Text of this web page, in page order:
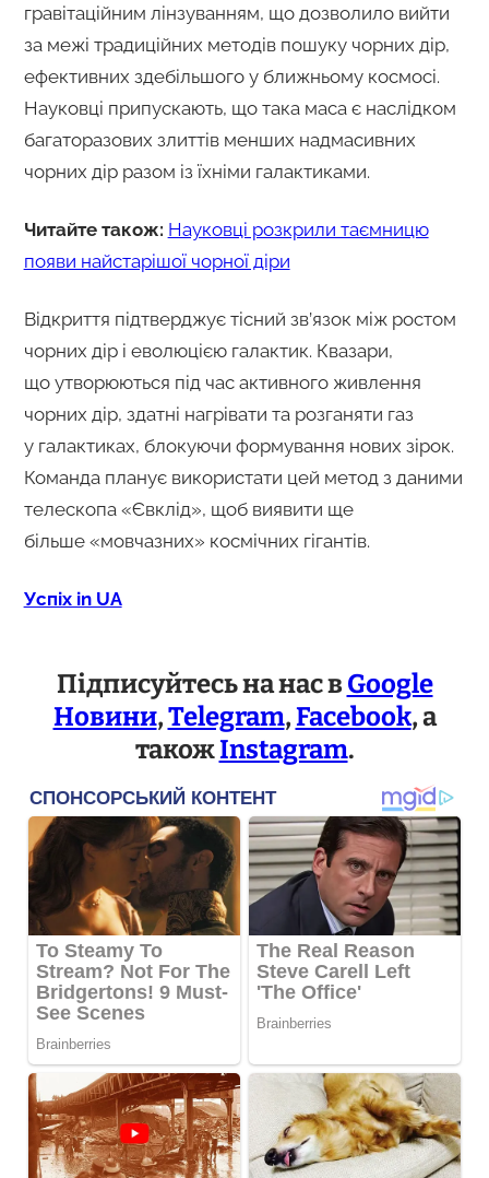
гравітаційним лінзуванням, що дозволило вийти
за межі традиційних методів пошуку чорних дір,
ефективних здебільшого у ближньому космосі.
Науковці припускають, що така маса є наслідком
багаторазових злиттів менших надмасивних
чорних дір разом із їхніми галактиками.
Читайте також: Науковці розкрили таємницю
появи найстарішої чорної діри
Відкриття підтверджує тісний зв’язок між ростом
чорних дір і еволюцією галактик. Квазари,
що утворюються під час активного живлення
чорних дір, здатні нагрівати та розганяти газ
у галактиках, блокуючи формування нових зірок.
Команда планує використати цей метод з даними
телескопа «Євклід», щоб виявити ще
більше «мовчазних» космічних гігантів.
Успіх in UA
Підписуйтесь на нас вGoogle
Новини,Telegram,Facebook, а
такожInstagram.